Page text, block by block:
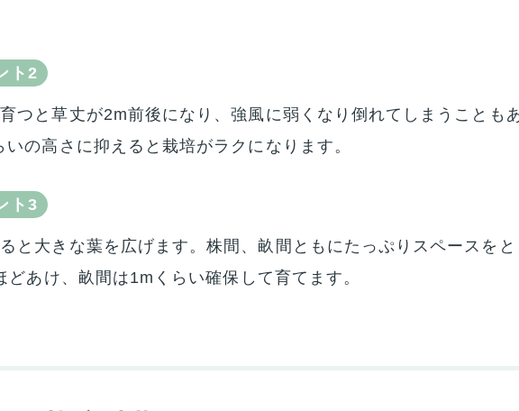
ト2
つと草丈が2m前後になり、強風に弱くなり倒れてしまうことも
いの高さに抑えると栽培がラクになります。
ト3
と大きな葉を広げます。株間、畝間ともにたっぷりスペースを
どあけ、畝間は1mくらい確保して育てます。